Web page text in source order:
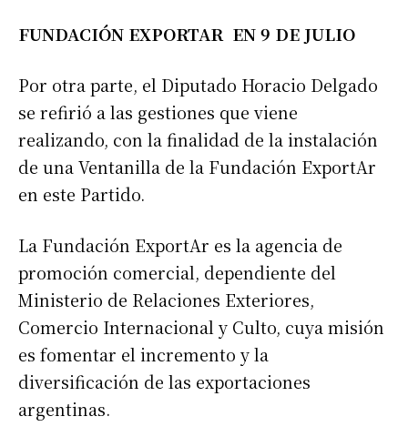
FUNDACIÓN EXPORTAR EN 9 DE JULIO
Por otra parte, el Diputado Horacio Delgado
se refirió a las gestiones que viene
realizando, con la finalidad de la instalación
de una Ventanilla de la Fundación ExportAr
en este Partido.
La Fundación ExportAr es la agencia de
promoción comercial, dependiente del
Ministerio de Relaciones Exteriores,
Comercio Internacional y Culto, cuya misión
es fomentar el incremento y la
diversificación de las exportaciones
argentinas.